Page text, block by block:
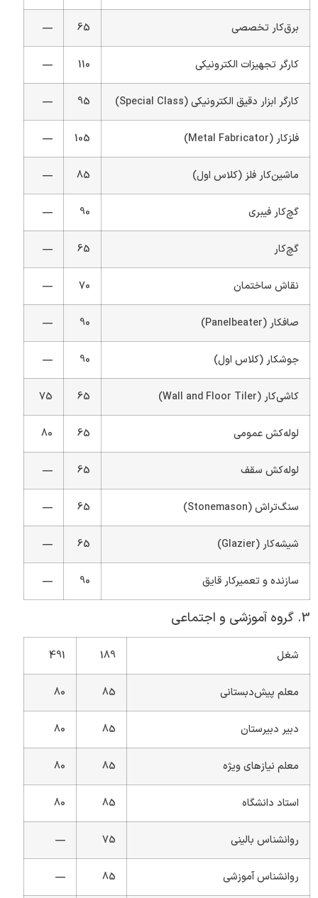
برق‌کار تخصصی 65
—
کارگر تجهیزات الکترونیکی 110
—
کارگر ابزار دقیق الکترونیکی (Special Class) 95
—
فلزکار (Metal Fabricator) 105
—
ماشین‌کار فلز (کلاس اول) 85
—
گچ‌کار فیبری 90
—
گچ‌کار 65
—
نقاش ساختمان 70
—
صافکار (Panelbeater) 90
—
جوشکار (کلاس اول) 90
—
کاشی‌کار (Wall and Floor Tiler) 65
75
لوله‌کش عمومی 65
80
لوله‌کش سقف 65
—
سنگ‌تراش (Stonemason) 65
—
شیشه‌کار (Glazier) 65
—
سازنده و تعمیرکار قایق 90
—
3. گروه آموزشی و اجتماعی
شغل 189
491
معلم پیش‌دبستانی 85
80
دبیر دبیرستان 85
80
معلم نیازهای ویژه 85
80
استاد دانشگاه 85
80
روانشناس بالینی 75
—
روانشناس آموزشی 85
—